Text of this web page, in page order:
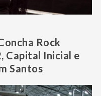
Rock
Capital Inicial e
Santos